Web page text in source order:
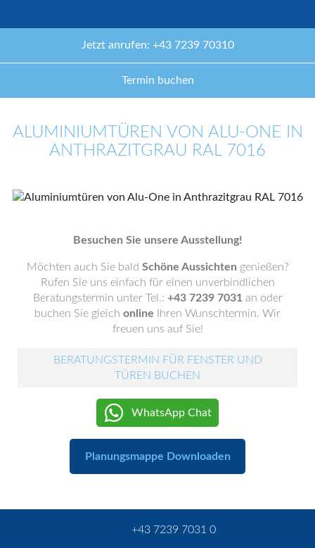
Jetzt anrufen: +43 7239 70310
Termin buchen
ALUMINIUMTÜREN VON ALU-ONE IN
ANTHRAZITGRAU RAL 7016
Besuchen Sie unsere Ausstellung!
Möchten auch Sie bald Schöne Aussichten genießen?
Rufen Sie uns einfach für einen unverbindlichen
Beratungstermin unter Tel.: +43 7239 7031 an oder
buchen Sie gleich online Ihren Wunschtermin. Wir
freuen uns auf Sie!
BERATUNGSTERMIN FÜR FENSTER UND
TÜREN BUCHEN
WhatsApp Chat
Planungsmappe Downloaden
+43 7239 7031 0